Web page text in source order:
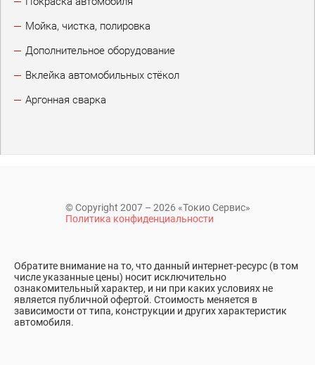
Мойка, чистка, полировка
Дополнительное оборудование
Вклейка автомобильных стёкол
Аргонная сварка
© Copyright 2007 – 2026 «Токио Сервис»
Политика конфиденциальности
Обратите внимание на то, что данный интернет-ресурс (в том
числе указанные цены) носит исключительно
ознакомительный характер, и ни при каких условиях не
является публичной офертой. Стоимость меняется в
зависимости от типа, конструкции и других характеристик
автомобиля.